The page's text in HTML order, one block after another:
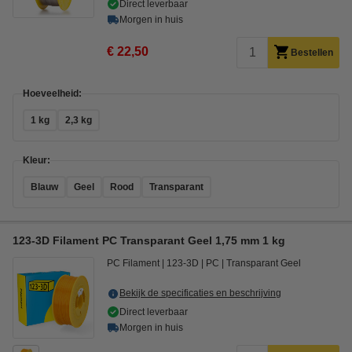
Direct leverbaar
Morgen in huis
€ 22,50 Bestellen
Hoeveelheid:
1 kg 2,3 kg
Kleur:
Blauw Geel Rood Transparant
123-3D Filament PC Transparant Geel 1,75 mm 1 kg
PC Filament 123-3D PC Transparant Geel
Bekijk de specificaties en beschrijving
Direct leverbaar
Morgen in huis